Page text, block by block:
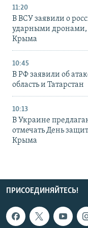
11:20
В ВСУ заявили о
ударными дронами,
Крыма
10:45
В РФ заявили об
область и Татарстан
10:13
В Украине
отмечать День
Крыма
ПРИСОЕДИНЯЙТЕСЬ!